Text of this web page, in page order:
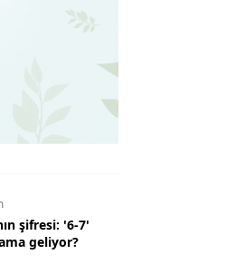
şifresi: '6-7'
geliyor?